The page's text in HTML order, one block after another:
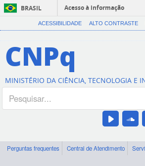
BRASIL
Acesso à informação
ACESSIBILIDADE ALTO CONTRASTE
CNPq
MINISTÉRIO DA CIÊNCIA, TECNOLOGIA E
Perguntas frequentes Central de Atendimento